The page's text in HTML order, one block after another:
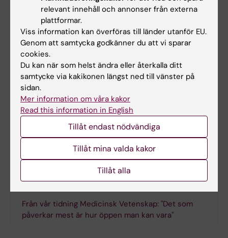
interventioner, avslutar Arjan van der Star.
Avhandlingen möjliggjordes tack vare
Vetenskapsrådet och Forskarskolan för
vårdvetenskap.
Doktorsavhandling
“Structural, interpersonal, and individual
factors influencing sexual orientation-based
disparities in mental health”
Mer läsning på samma tema
Från vår tidning Medicinsk Vetenskap: "Det som
påverkar mest är hur öppen man kan vara"
relevant innehåll och annonser från externa
plattformar.
Viss information kan överföras till länder utanför EU.
Genom att samtycka godkänner du att vi sparar
cookies.
Du kan när som helst ändra eller återkalla ditt
samtycke via kakikonen längst ned till vänster på
sidan.
Mer information om våra kakor
Read this information in English
Tillåt endast nödvändiga
Tillåt mina valda kakor
Tillåt alla